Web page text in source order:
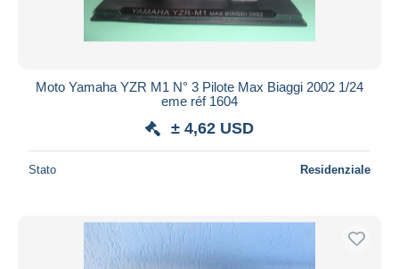
Moto Yamaha YZR M1 N° 3 Pilote Max Biaggi 2002 1/24
eme réf 1604
± 4,62 USD
Stato Residenziale